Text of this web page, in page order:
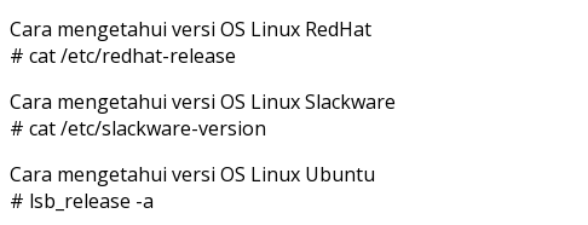
Cara mengetahui versi OS Linux RedHat
# cat /etc/redhat-release
Cara mengetahui versi OS Linux Slackware
# cat /etc/slackware-version
Cara mengetahui versi OS Linux Ubuntu
# lsb_release -a